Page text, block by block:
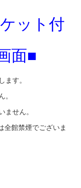
ット付
面■
ます。
。
ません。
全館禁煙でございま